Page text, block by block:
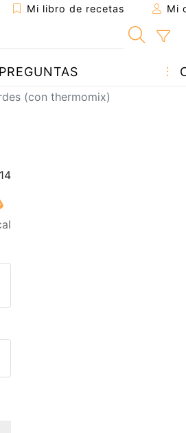
Mi libro de recetas Mi
(con thermomix)
la foto de